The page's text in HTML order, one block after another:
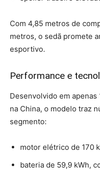
Com 4,85 metros de
metros, o sedã promete
esportivo.
Performance e
Desenvolvido em
na China, o modelo traz
segmento:
motor elétrico de 170
bateria de 59,9 kWh,